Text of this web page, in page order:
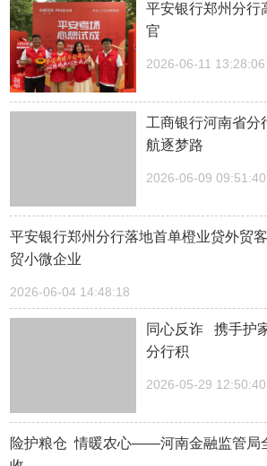
平安银行郑州分行
官
2026-06-11 13:28:06
工商银行河南省分
航逐梦路
2026-06-09 09:51:40
平安银行郑州分行落地首单橙业贷外贸
贸小微企业
2026-06-04 14:48:18
同心反诈 携手护
分行积
2026-05-29 12:50:40
险护粮仓 情暖农心——河南金融监管局